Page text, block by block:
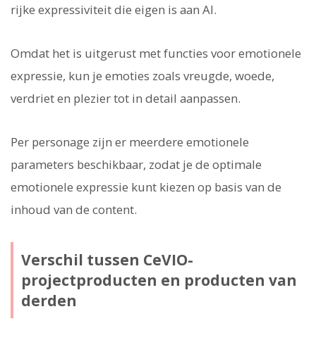
rijke expressiviteit die eigen is aan AI.
Omdat het is uitgerust met functies voor emotionele
expressie, kun je emoties zoals vreugde, woede,
verdriet en plezier tot in detail aanpassen.
Per personage zijn er meerdere emotionele
parameters beschikbaar, zodat je de optimale
emotionele expressie kunt kiezen op basis van de
inhoud van de content.
Verschil tussen CeVIO-
projectproducten en producten van
derden